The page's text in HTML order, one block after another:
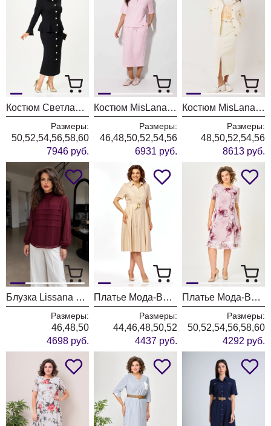
Костюм Светлана-Стиль 2376 черный
Размеры:
50,52,54,56,58,60
7946 руб.
Костюм MisLana 1316 розовый
Размеры:
46,48,50,52,54,56
6931 руб.
Костюм MisLana 1245к молочный + сливочный
Размеры:
48,50,52,54,56
8613 руб.
Блузка Lissana 5058 бургунди
Размеры:
46,48,50
4698 руб.
Платье Мода-Версаль 2662 сливочный
Размеры:
44,46,48,50,52
4437 руб.
Платье Мода-Версаль 2383/пудра
Размеры:
50,52,54,56,58,60
4292 руб.